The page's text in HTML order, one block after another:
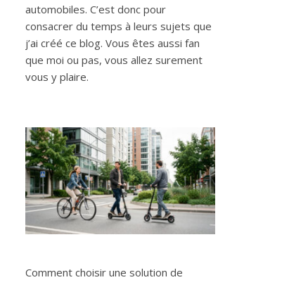
automobiles. C’est donc pour
consacrer du temps à leurs sujets que
j’ai créé ce blog. Vous êtes aussi fan
que moi ou pas, vous allez surement
vous y plaire.
Comment choisir une solution de